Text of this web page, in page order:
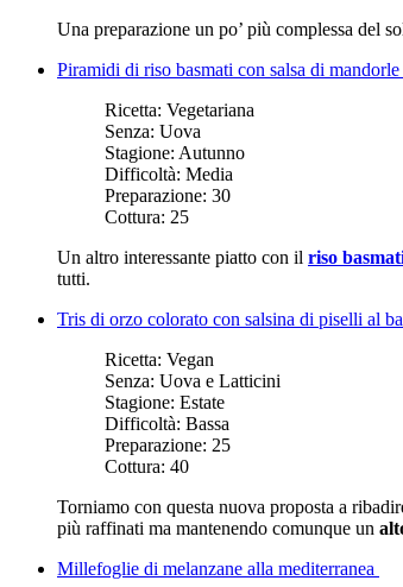
Una preparazione un po’ più complessa del
Piramidi di riso basmati con salsa di mandorle
Ricetta: Vegetariana
Senza: Uova
Stagione: Autunno
Difficoltà: Media
Preparazione: 30
Cottura: 25
Un altro interessante piatto con il riso
tutti.
Tris di orzo colorato con salsina di piselli al
Ricetta: Vegan
Senza: Uova e Latticini
Stagione: Estate
Difficoltà: Bassa
Preparazione: 25
Cottura: 40
Torniamo con questa nuova proposta a
più raffinati ma mantenendo comunque un
Millefoglie di melanzane alla mediterranea